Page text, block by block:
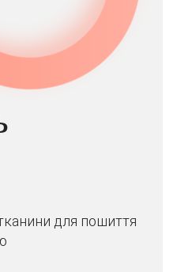
для пошиття